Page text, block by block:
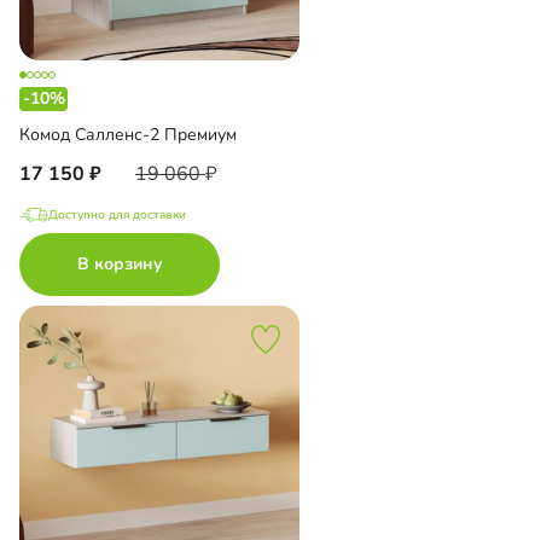
-10%
Комод Салленс-2 Премиум
17 150 19 060
Доступно для доставки
В корзину